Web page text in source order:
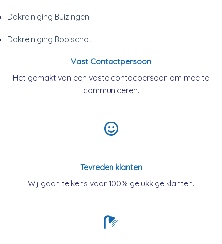
Dakreiniging Buizingen
Dakreiniging Booischot
Vast Contactpersoon
Het gemakt van een vaste contacpersoon om mee te
communiceren.
Tevreden klanten
Wij gaan telkens voor 100% gelukkige klanten.